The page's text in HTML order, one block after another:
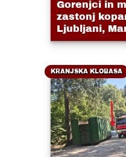
Gorenjci in
zastonj
Ljubljani,
KRANJSKA KLOBASA